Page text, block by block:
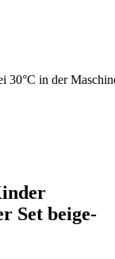
30°C in der
Set beige-